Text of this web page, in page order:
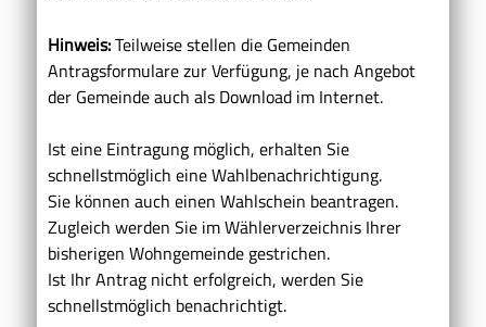
Hinweis:Teilweise stellen die Gemeinden
Antragsformulare zur Verfügung, je nach Angebot
der Gemeinde auch als Download im Internet.
Ist eine Eintragung möglich, erhalten Sie
schnellstmöglich eine Wahlbenachrichtigung.
Sie können auch einen Wahlschein beantragen.
Zugleich werden Sie im Wählerverzeichnis Ihrer
bisherigen Wohngemeinde gestrichen.
Ist Ihr Antrag nicht erfolgreich, werden Sie
schnellstmöglich benachrichtigt.